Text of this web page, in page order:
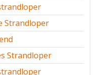
Strandloper
Strandloper